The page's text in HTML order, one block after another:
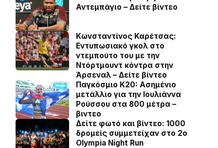
Αντεμπάγιο – Δείτε βίντεο
Κωνσταντίνος Καρέτσας:
Εντυπωσιακό γκολ στο
ντεμπούτο του με την
Ντόρτμουντ κόντρα στην
Άρσεναλ – Δείτε βίντεο
Παγκόσμιο Κ20: Ασημένιο
μετάλλιο για την Ιουλιάννα
Ρούσσου στα 800 μέτρα –
βιντεο
Δείτε φωτό και βίντεο: 1000
δρομείς συμμετείχαν στο 2ο
Olympia Night Run